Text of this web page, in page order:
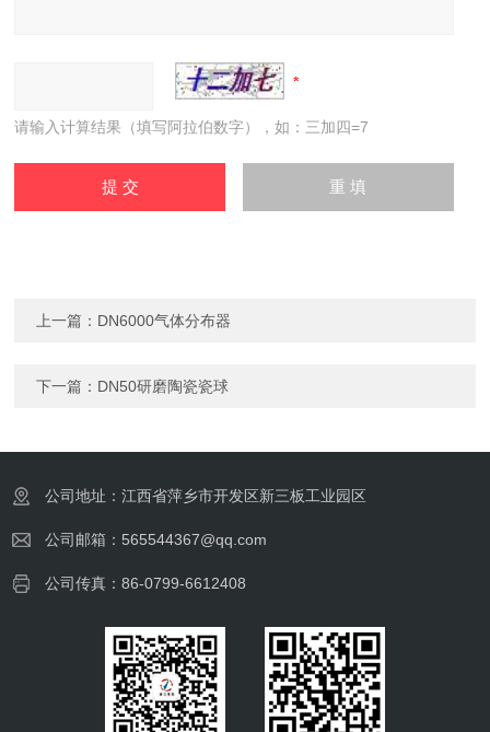
请输入计算结果（填写阿拉伯数字），如：三加四=7
上一篇： DN6000气体分布器
下一篇： DN50研磨陶瓷瓷球
公司地址：江西省萍乡市开发区新三板工业园区
公司邮箱：565544367@qq.com
公司传真：86-0799-6612408